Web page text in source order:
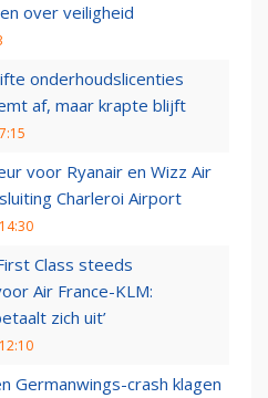
over veiligheid
onderhoudslicenties
af, maar krapte blijft
voor Ryanair en Wizz Air
Charleroi Airport
Class steeds
Air France-KLM:
zich uit’
Germanwings-crash klagen